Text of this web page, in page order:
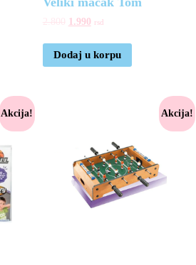
1.990 rsd
Dodaj u korpu
Akcija! Akcija!